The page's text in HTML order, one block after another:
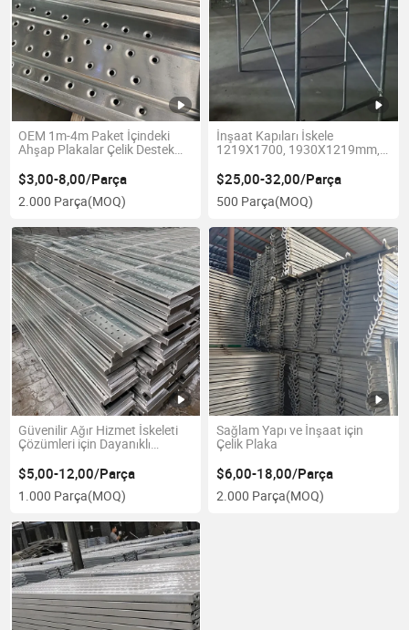
OEM 1m-4m Paket İçindeki
Ahşap Plakalar Çelik Destek
Merdiveni İskele
$3,00-8,00/Parça
2.000 Parça(MOQ)
İnşaat Kapıları İskele
1219X1700, 1930X1219mm,
$25,00-32,00/Parça
500 Parça(MOQ)
Güvenilir Ağır Hizmet İskeleti
Çözümleri için Dayanıklı
$5,00-12,00/Parça
1.000 Parça(MOQ)
Sağlam Yapı ve İnşaat için
Çelik Plaka
$6,00-18,00/Parça
2.000 Parça(MOQ)